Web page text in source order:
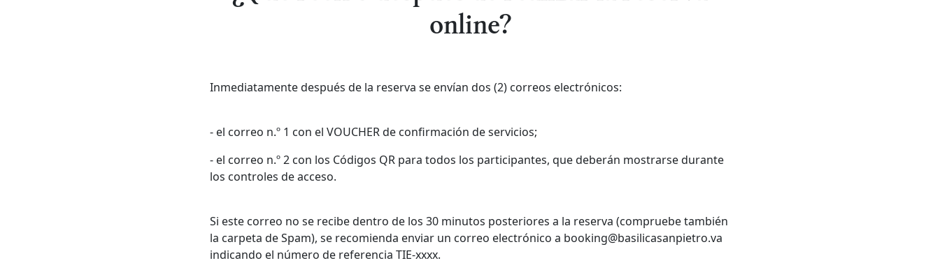
online?
Inmediatamente después de la reserva se envían dos (2) correos electrónicos:
- el correo n.º 1 con el VOUCHER de confirmación de servicios;
- el correo n.º 2 con los Códigos QR para todos los participantes, que deberán mostrarse durante
los controles de acceso.
Si este correo no se recibe dentro de los 30 minutos posteriores a la reserva (compruebe también
la carpeta de Spam), se recomienda enviar un correo electrónico a booking@basilicasanpietro.va
indicando el número de referencia TIE-xxxx.